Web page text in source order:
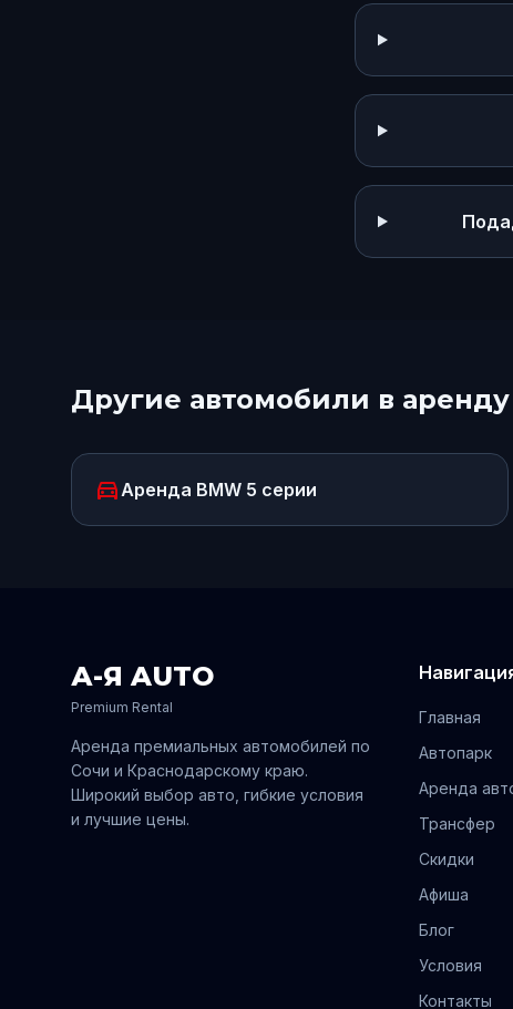
Другие автомобили в аренду
directions_carАренда BMW 5 серии
А-Я AUTO
Premium Rental
Аренда премиальных автомобилей по
Сочи и Краснодарскому краю.
Широкий выбор авто, гибкие условия
и лучшие цены.
Главная
Автопарк
Аренда
Трансфер
Скидки
Афиша
Блог
Условия
Контакты